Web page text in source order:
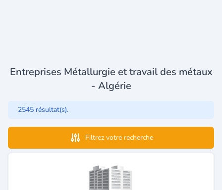
Entreprises Métallurgie et travail des métaux
- Algérie
2545 résultat(s).
Filtrez votre recherche